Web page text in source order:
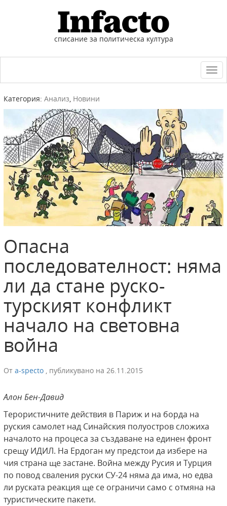
списание за политическа култура
Категория: Анализ, Новини
Опасна
последователност: няма
ли да стане руско-
турският конфликт
начало на световна
война
От a-specto , публикувано на 26.11.2015
Алон Бен-Давид
Терористичните действия в Париж и на борда на
руския самолет над Синайския полуостров сложиха
началото на процеса за създаване на единен фронт
срещу ИДИЛ. На Ердоган му предстои да избере на
чия страна ще застане. Война между Русия и Турция
по повод сваления руски СУ-24 няма да има, но едва
ли руската реакция ще се ограничи само с отмяна на
туристическите пакети.